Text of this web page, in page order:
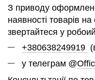
З приводу
наявності товарів на
звертайтеся у
+380638249919
у телеграм @